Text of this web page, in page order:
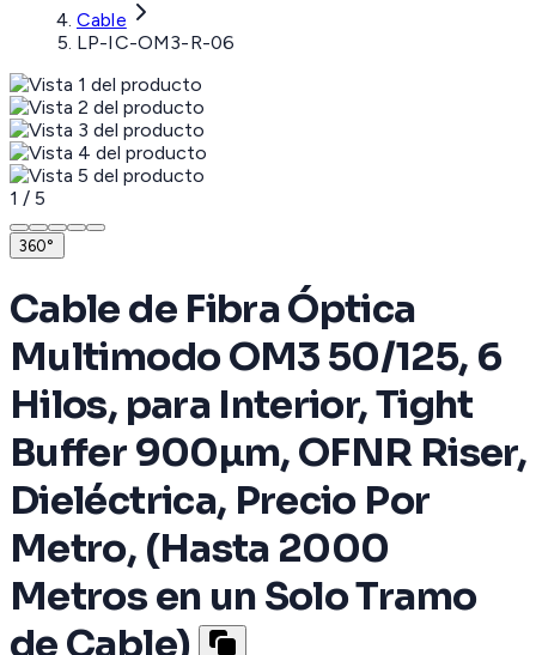
Cable
LP-IC-OM3-R-06
1 / 5
360°
Cable de Fibra Óptica
Multimodo OM3 50/125, 6
Hilos, para Interior, Tight
Buffer 900µm, OFNR Riser,
Dieléctrica, Precio Por
Metro, (Hasta 2000
Metros en un Solo Tramo
de Cable)